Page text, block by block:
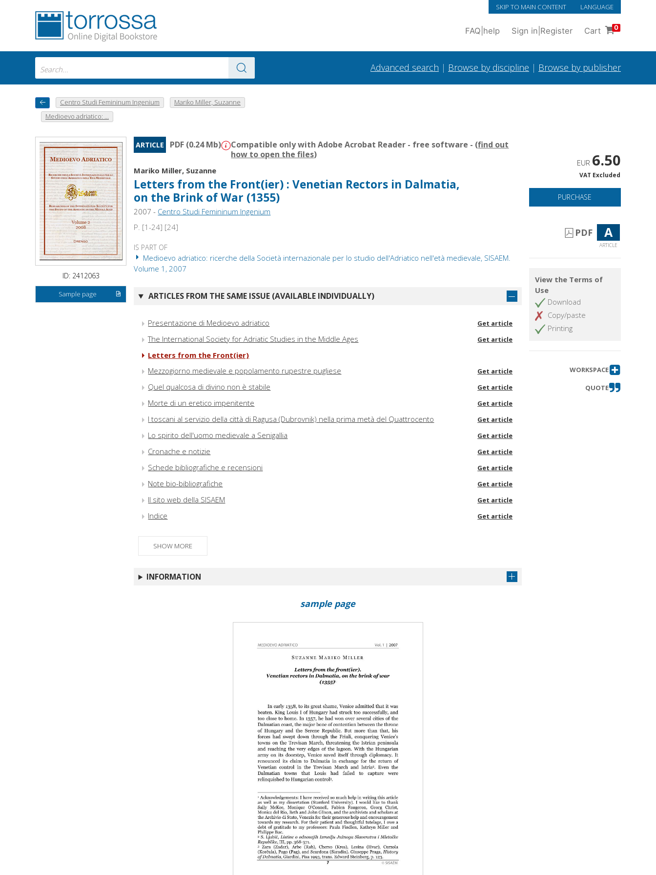
SKIP TO MAIN CONTENT LANGUAGE
FAQ help Sign in Register Cart 0
Advanced search | Browse by discipline | Browse by publisher
Centro Studi Femininum Ingenium
Mariko Miller, Suzanne
Medioevo adriatico: ...
ID: 2412063
Sample page
ARTICLE PDF (0.24 Mb) Compatible only with Adobe Acrobat Reader - free software - (find out
how to open the files)
Mariko Miller, Suzanne
Letters from the Front(ier) : Venetian Rectors in Dalmatia,
on the Brink of War (1355)
2007 - Centro Studi Femininum Ingenium
P. [1-24] [24]
IS PART OF
Medioevo adriatico: ricerche della Società internazionale per lo studio dell'Adriatico nell'età medievale, SISAEM.
Volume 1, 2007
ARTICLES FROM THE SAME ISSUE (AVAILABLE INDIVIDUALLY)
Presentazione di Medioevo adriatico Get article
The International Society for Adriatic Studies in the Middle Ages Get article
Letters from the Front(ier)
Mezzogiorno medievale e popolamento rupestre pugliese
Get article
Quel qualcosa di divino non è stabile Get article
Morte di un eretico impenitente Get article
I toscani al servizio della città di Ragusa (Dubrovnik) nella prima metà del Quattrocento Get article
Lo spirito dell'uomo medievale a Senigallia Get article
Cronache e notizie Get article
Schede bibliografiche e recensioni Get article
Note bio-bibliografiche Get article
Il sito web della SISAEM Get article
Indice Get article
SHOW MORE
INFORMATION
EUR 6.50
VAT Excluded
PURCHASE
PDF A
ARTICLE
View the Terms of
Use
Download
Copy/paste
Printing
WORKSPACE
QUOTE
sample page